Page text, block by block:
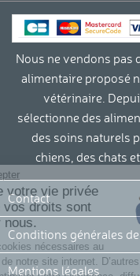
Nous ne vendons pas
alimentaire proposé
vétérinaire.
sélectionne des
des soins naturels
chiens, des chats
Contact
Conditions générales
Mentions légales
Continuer sans accepter
La protection de
et le respect de vos
importants pour
Nous utilisons des cookies
bon fonctionnement de